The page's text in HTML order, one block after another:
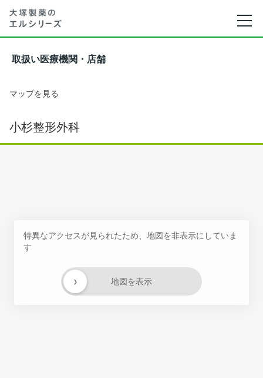
取扱い医療機関・店舗
マップを見る
小杉整形外科
特異なアクセスが見られたため、地図を非表示にしていま
す
地図を表示
›